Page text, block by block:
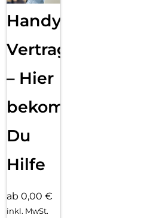
Handy
Vertragsabwicklung
– Hier
bekommst
Du
Hilfe
ab 0,00 €
inkl. MwSt.